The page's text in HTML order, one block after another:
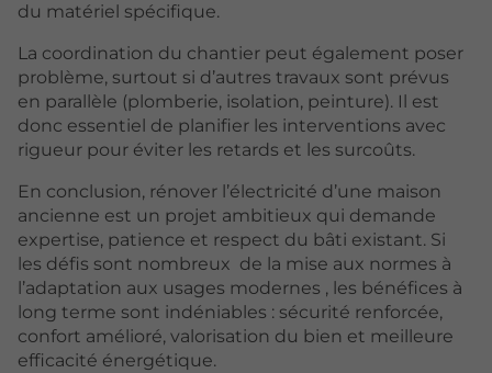
du matériel spécifique.
La coordination du chantier peut également poser
problème, surtout si d’autres travaux sont prévus
en parallèle (plomberie, isolation, peinture). Il est
donc essentiel de planifier les interventions avec
rigueur pour éviter les retards et les surcoûts.
En conclusion, rénover l’électricité d’une maison
ancienne est un projet ambitieux qui demande
expertise, patience et respect du bâti existant. Si
les défis sont nombreux de la mise aux normes à
l’adaptation aux usages modernes , les bénéfices à
long terme sont indéniables : sécurité renforcée,
confort amélioré, valorisation du bien et meilleure
efficacité énergétique.